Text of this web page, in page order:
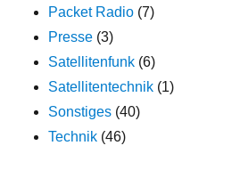
Packet Radio (7)
Presse (3)
Satellitenfunk (6)
Satellitentechnik (1)
Sonstiges (40)
Technik (46)